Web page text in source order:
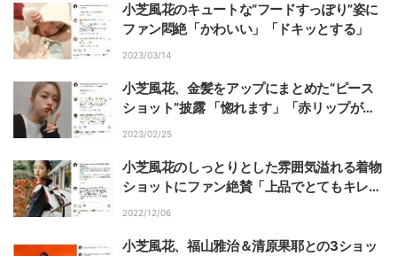
小芝風花のキュートな“フードすっぽり”姿に
ファン悶絶「かわいい」「ドキッとする」
2023/03/14
小芝風花、金髪をアップにまとめた“ピース
ショット”披露 「惚れます」「赤リップがめ
ちゃくちゃ映えますね～」絶賛の声
2023/02/25
小芝風花のしっとりとした雰囲気溢れる着物
ショットにファン絶賛「上品でとてもキレ
イ」「見返り美人」
2022/12/06
小芝風花、福山雅治＆清原果耶との3ショッ